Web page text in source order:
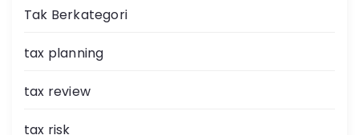
Tak Berkategori
tax planning
tax review
tax risk